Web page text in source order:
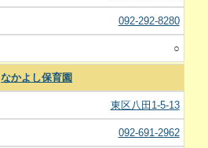
092-292-8280
○
なかよし保育園
東区八田1-5-13
092-691-2962